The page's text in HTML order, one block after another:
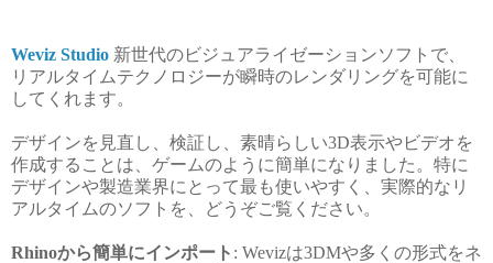
Weviz Studio 新世代のビジュアライゼーションソフトで、
リアルタイムテクノロジーが瞬時のレンダリングを可能に
してくれます。
デザインを見直し、検証し、素晴らしい3D表示やビデオを
作成することは、ゲームのように簡単になりました。特に
デザインや製造業界にとって最も使いやすく、実際的なリ
アルタイムのソフトを、どうぞご覧ください。
Rhinoから簡単にインポート : Wevizは3DMや多くの形式をネ